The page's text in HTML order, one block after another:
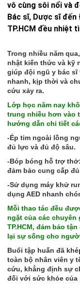
vô cùng sôi nổi và
Bác sĩ, Dược sĩ đến
TP.HCM đều nhiệt
Trong nhiều năm
nhật kiến thức và kỹ
giúp đội ngũ y bác sĩ
nhanh, kịp thời và
cứu xảy ra.
Lớp học năm nay
trung nhiều hơn vào
hướng dẫn chi tiết
-Ép tim ngoài lồng
đủ lực và đủ độ sâu.
-Bóp bóng hỗ trợ
đảm bảo cung cấp
-Sử dụng máy khử
dụng AED nhanh
Mỗi thao tác đều
ngặt của các chuyên
TP.HCM, đảm bảo
lại sự sống cho
Buổi tập huấn đã
toàn bộ nhân viên y
cứu, khẳng định sự
đối với sức khỏe của